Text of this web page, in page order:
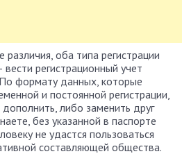
оба типа регистрации
регистрационный учет
формату данных, которые
и постоянной регистрации,
либо заменить друг
без указанной в паспорте
не удастся пользоваться
составляющей общества.